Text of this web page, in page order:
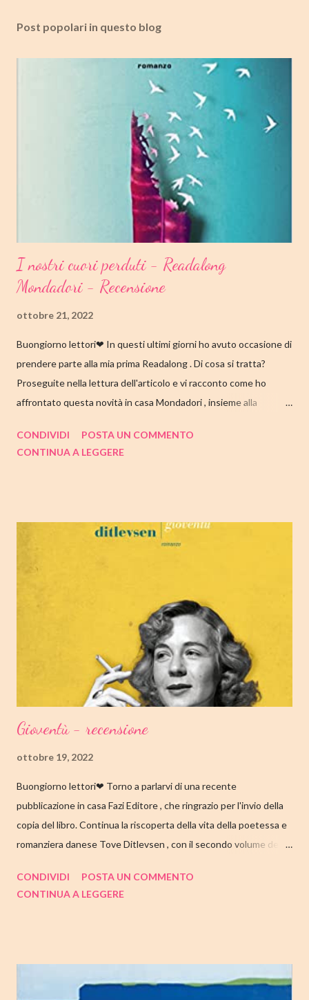
Post popolari in questo blog
I nostri cuori perduti - Readalong
Mondadori - Recensione
ottobre 21, 2022
Buongiorno lettori❤ In questi ultimi giorni ho avuto occasione di
prendere parte alla mia prima Readalong . Di cosa si tratta?
Proseguite nella lettura dell'articolo e vi racconto come ho
affrontato questa novità in casa Mondadori , insieme alla
ringraziamenti. Nell'articolo di seguito parliamo quindi di " I nostri
ROMANZO PAGINE: 348 PREZZO: 19.00/EBOOK 10.99 Link
impiegato nella biblioteca universitaria di fronte a casa. Sua
madre, Margaret, una poetessa di origini cinesi, li ha abbandonati
quando lui aveva solo nove anni in circostanze misteriose, dopo
che una sua poesi...
CONDIVIDI
POSTA UN COMMENTO
CONTINUA A LEGGERE
Gioventù - recensione
ottobre 19, 2022
Buongiorno lettori❤ Torno a parlarvi di una recente
pubblicazione in casa Fazi Editore , che ringrazio per l'invio della
copia del libro. Continua la riscoperta della vita della poetessa e
romanziera danese Tove Ditlevsen , con il secondo volume della
come sempre, trovate tutte le mie impressioni al suo termine.
14.25/EBOOK 8.99 Link Amazon TRAMA Dopo "Infanzia", il
CONDIVIDI
POSTA UN COMMENTO
CONTINUA A LEGGERE